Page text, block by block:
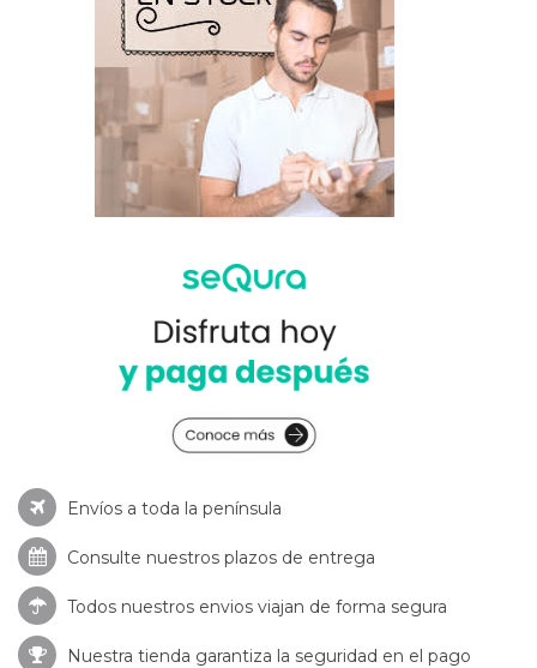
Envíos a toda la península
Consulte nuestros plazos de entrega
Todos nuestros envios viajan de forma segura
Nuestra tienda garantiza la seguridad en el pago